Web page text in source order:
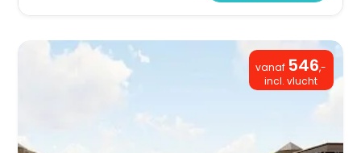
vanaf 546,-
incl. vlucht